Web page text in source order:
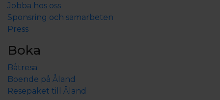
Jobba hos oss
Sponsring och samarbeten
Press
Boka
Båtresa
Boende på Åland
Resepaket till Åland